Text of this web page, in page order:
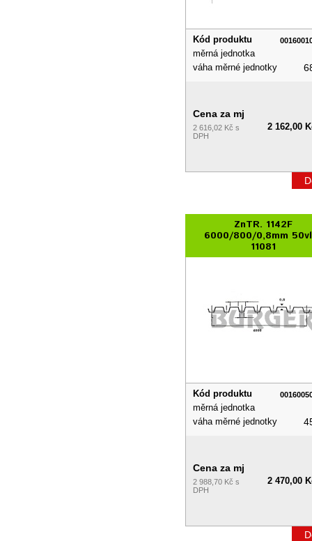
Kód produktu
měrná jednotka
váha měrné jednotky
Cena za mj
2 616,02 Kč s
DPH
2 162,00
ZnTR. 1142F
6000/800/0,8mm
11081
Kód produktu
měrná jednotka
váha měrné jednotky
Cena za mj
2 988,70 Kč s
DPH
2 470,00